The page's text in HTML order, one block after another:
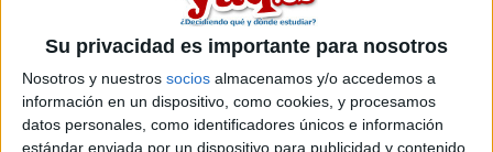
Su privacidad es importante para nosotros
Nosotros y nuestros socios almacenamos y/o accedemos a
información en un dispositivo, como cookies, y procesamos
datos personales, como identificadores únicos e información
estándar enviada por un dispositivo para publicidad y contenido
Acabé la carrera de enfermería (vamos, que soy enfermera) el
año pasado asi que si teneís alguna duda sobre la universidad
que no os deje dormir, mandarme un mensajete. Bst
Blog de lasgarsen